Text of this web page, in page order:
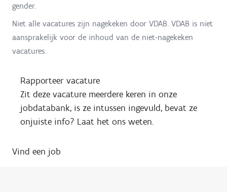
gender.
Niet alle vacatures zijn nagekeken door VDAB. VDAB is niet
aansprakelijk voor de inhoud van de niet-nagekeken
vacatures.
Rapporteer vacature
Zit deze vacature meerdere keren in onze
jobdatabank, is ze intussen ingevuld, bevat ze
onjuiste info? Laat het ons weten.
Vind een job